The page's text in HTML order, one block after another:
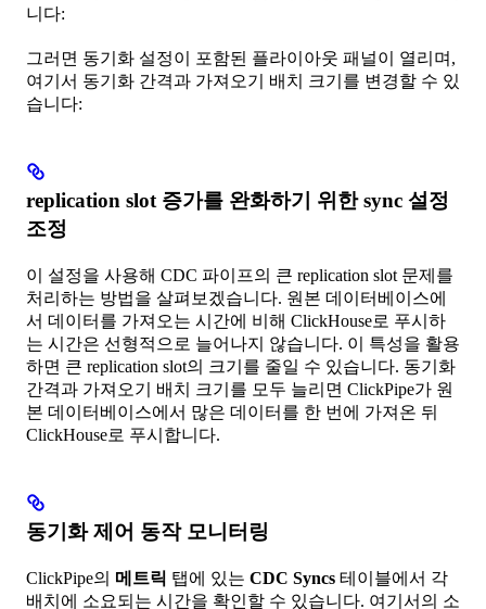
니다:
그러면 동기화 설정이 포함된 플라이아웃 패널이 열리며,
여기서 동기화 간격과 가져오기 배치 크기를 변경할 수 있
습니다:
replication slot 증가를 완화하기 위한 sync 설정
조정
이 설정을 사용해 CDC 파이프의 큰 replication slot 문제를
처리하는 방법을 살펴보겠습니다. 원본 데이터베이스에
서 데이터를 가져오는 시간에 비해 ClickHouse로 푸시하
는 시간은 선형적으로 늘어나지 않습니다. 이 특성을 활용
하면 큰 replication slot의 크기를 줄일 수 있습니다. 동기화
간격과 가져오기 배치 크기를 모두 늘리면 ClickPipe가 원
본 데이터베이스에서 많은 데이터를 한 번에 가져온 뒤
ClickHouse로 푸시합니다.
동기화 제어 동작 모니터링
ClickPipe의 메트릭 탭에 있는 CDC Syncs 테이블에서 각
배치에 소요되는 시간을 확인할 수 있습니다. 여기서의 소